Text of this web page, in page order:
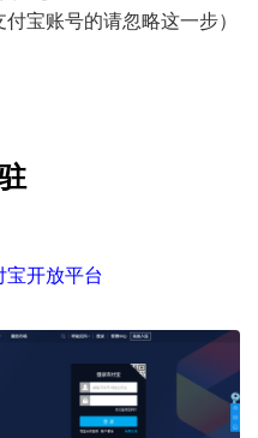
宝账号的请忽略这一步）
宝开放平台